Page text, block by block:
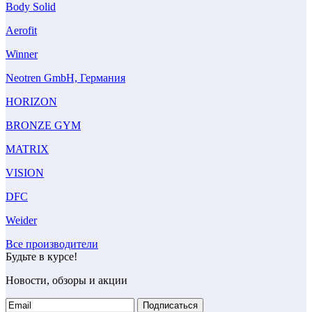
Body Solid
Aerofit
Winner
Neotren GmbH, Германия
HORIZON
BRONZE GYM
MATRIX
VISION
DFC
Weider
Все производители
Будьте в курсе!
Новости, обзоры и акции
Подписаться